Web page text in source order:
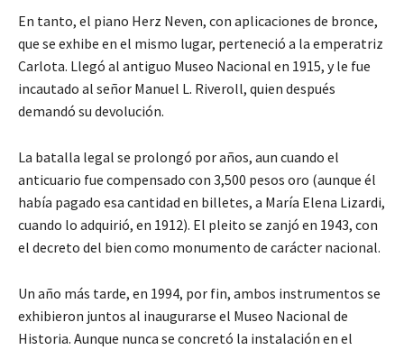
En tanto, el piano Herz Neven, con aplicaciones de bronce,
que se exhibe en el mismo lugar, perteneció a la emperatriz
Carlota. Llegó al antiguo Museo Nacional en 1915, y le fue
incautado al señor Manuel L. Riveroll, quien después
demandó su devolución.
La batalla legal se prolongó por años, aun cuando el
anticuario fue compensado con 3,500 pesos oro (aunque él
había pagado esa cantidad en billetes, a María Elena Lizardi,
cuando lo adquirió, en 1912). El pleito se zanjó en 1943, con
el decreto del bien como monumento de carácter nacional.
Un año más tarde, en 1994, por fin, ambos instrumentos se
exhibieron juntos al inaugurarse el Museo Nacional de
Historia. Aunque nunca se concretó la instalación en el